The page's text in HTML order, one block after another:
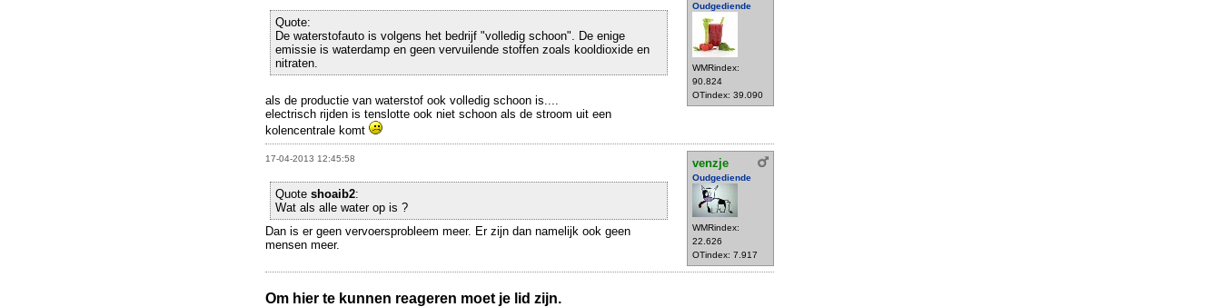
Oudgediende
WMRindex:
90.824
OTindex: 39.090
Quote:
De waterstofauto is volgens het bedrijf "volledig schoon". De enige
emissie is waterdamp en geen vervuilende stoffen zoals kooldioxide en
nitraten.
als de productie van waterstof ook volledig schoon is....
electrisch rijden is tenslotte ook niet schoon als de stroom uit een
kolencentrale komt
17-04-2013 12:45:58 venzje
Oudgediende
WMRindex:
22.626
OTindex: 7.917
Quote shoaib2:
Wat als alle water op is ?
Dan is er geen vervoersprobleem meer. Er zijn dan namelijk ook geen
mensen meer.
Om hier te kunnen reageren moet je lid zijn.